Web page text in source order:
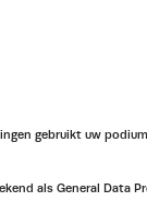
gebruikt uw
als General Data